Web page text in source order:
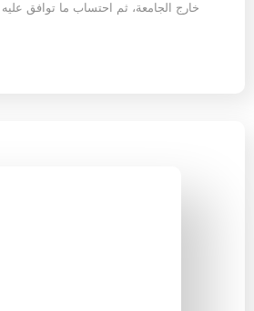
خارج الجامعة، ثم احتساب ما توافق